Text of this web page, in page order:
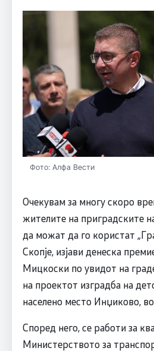
Фото: Алфа Вести
Очекувам за многу скоро
жителите на приградските
да можат да го користат
Скопје, изјави денеска
Мицкоски по увидот на
на проектот изградба на
населено место Инџиково,
Според него, се работи за
Министерството за